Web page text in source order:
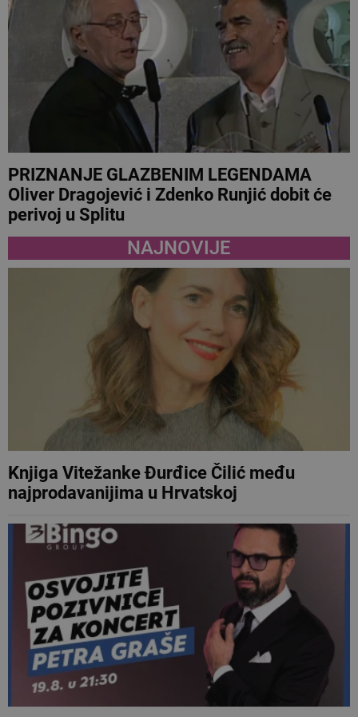
PRIZNANJE GLAZBENIM LEGENDAMA
Oliver Dragojević i Zdenko Runjić dobit će
perivoj u Splitu
NAJNOVIJE
Knjiga Vitežanke Đurđice Čilić među
najprodavanijima u Hrvatskoj